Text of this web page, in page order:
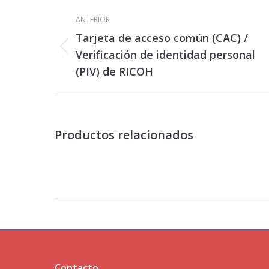
entre
proyectos
ANTERIOR
Proyecto
anterior
Tarjeta de acceso común (CAC) /
Verificación de identidad personal
(PIV) de RICOH
Productos relacionados